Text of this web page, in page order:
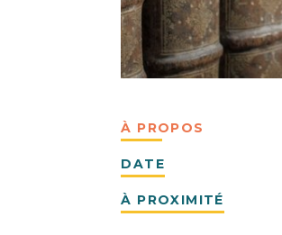
À PROPOS
DATE
À PROXIMITÉ